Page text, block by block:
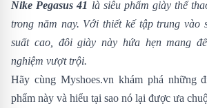
Nike Pegasus 41 là siêu phẩm giày thể
trong năm nay. Với thiết kế tập trung vào
suất cao, đôi giày này hứa hẹn mang
nghiệm vượt trội.
Hãy cùng Myshoes.vn khám phá những
phẩm này và hiểu tại sao nó lại được ưa